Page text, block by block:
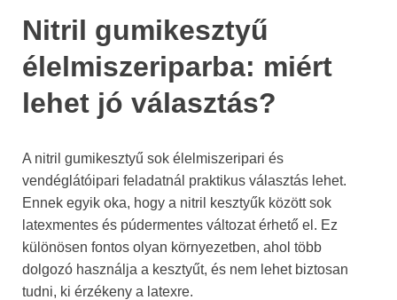
Nitril gumikesztyű
élelmiszeriparba: miért
lehet jó választás?
A nitril gumikesztyű sok élelmiszeripari és
vendéglátóipari feladatnál praktikus választás lehet.
Ennek egyik oka, hogy a nitril kesztyűk között sok
latexmentes és púdermentes változat érhető el. Ez
különösen fontos olyan környezetben, ahol több
dolgozó használja a kesztyűt, és nem lehet biztosan
tudni, ki érzékeny a latexre.